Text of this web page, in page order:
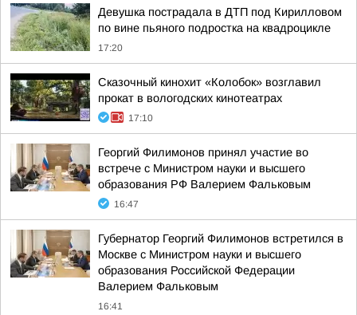
Девушка пострадала в ДТП под Кирилловом
по вине пьяного подростка на квадроцикле
17:20
Сказочный кинохит «Колобок» возглавил
прокат в вологодских кинотеатрах
17:10
Георгий Филимонов принял участие во
встрече с Министром науки и высшего
образования РФ Валерием Фальковым
16:47
Губернатор Георгий Филимонов встретился в
Москве с Министром науки и высшего
образования Российской Федерации
Валерием Фальковым
16:41